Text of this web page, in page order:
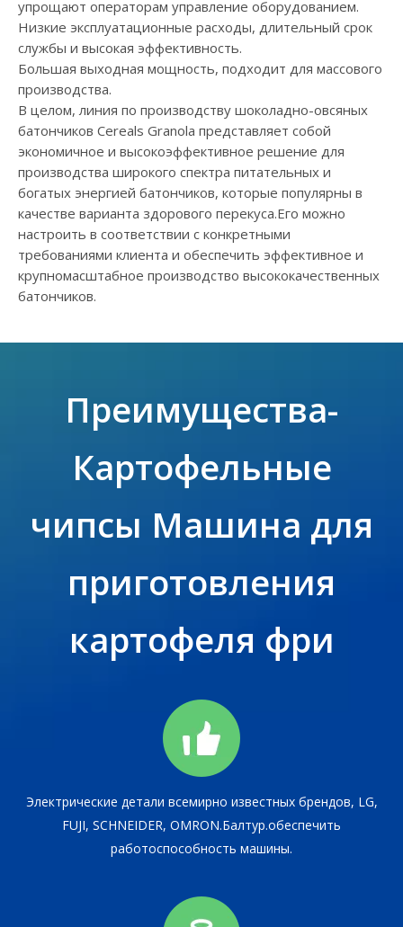
упрощают операторам управление оборудованием.
Низкие эксплуатационные расходы, длительный срок
службы и высокая эффективность.
Большая выходная мощность, подходит для массового
производства.
В целом, линия по производству шоколадно-овсяных
батончиков Cereals Granola представляет собой
экономичное и высокоэффективное решение для
производства широкого спектра питательных и
богатых энергией батончиков, которые популярны в
качестве варианта здорового перекуса.Его можно
настроить в соответствии с конкретными
требованиями клиента и обеспечить эффективное и
крупномасштабное производство высококачественных
батончиков.
Преимущества-
Картофельные
чипсы Машина для
приготовления
картофеля фри
Электрические детали всемирно известных брендов, LG,
FUJI, SCHNEIDER, OMRON.Балтур.обеспечить
работоспособность машины.